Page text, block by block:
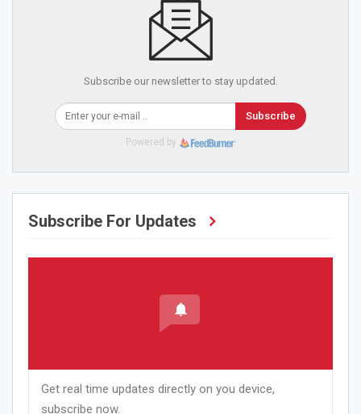
Subscribe our newsletter to stay updated.
Subscribe
Powered by
Subscribe For Updates
Get real time updates directly on you device,
subscribe now.